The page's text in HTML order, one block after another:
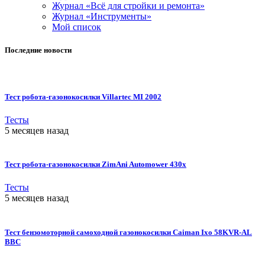
Журнал «Всё для стройки и ремонта»
Журнал «Инструменты»
Мой список
Последние новости
Тест робота-газонокосилки Villartec MI 2002
Тесты
5 месяцев назад
Тест робота-газонокосилки ZimAni Automower 430х
Тесты
5 месяцев назад
Тест бензомоторной самоходной газонокосилки Caiman Ixo 58KVR-AL
BBC